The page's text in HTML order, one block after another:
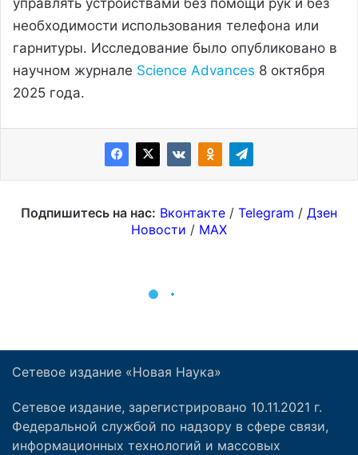
Сетевое издание «Новая Наука»
Сетевое издание, зарегистрировано 10.11.2021 г.
Федеральной службой по надзору в сфере связи,
информационных технологий и массовых